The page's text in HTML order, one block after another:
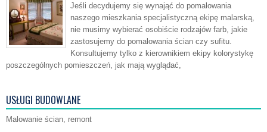
Jeśli decydujemy się wynająć do pomalowania
naszego mieszkania specjalistyczną ekipę malarską,
nie musimy wybierać osobiście rodzajów farb, jakie
zastosujemy do pomalowania ścian czy sufitu.
Konsultujemy tylko z kierownikiem ekipy kolorystykę
poszczególnych pomieszczeń, jak mają wyglądać,
USŁUGI BUDOWLANE
Malowanie ścian, remont